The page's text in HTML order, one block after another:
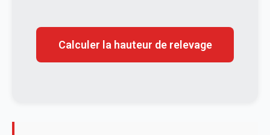
Calculer la hauteur de relevage